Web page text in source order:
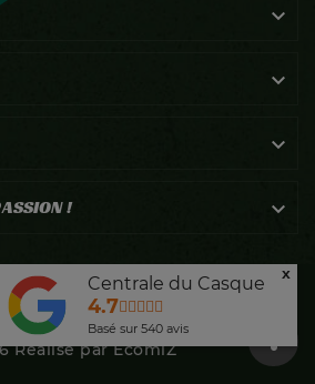



! 
Réalisé par EcomiZ
Centrale du Casque
4.7
Basé sur 540avis
x